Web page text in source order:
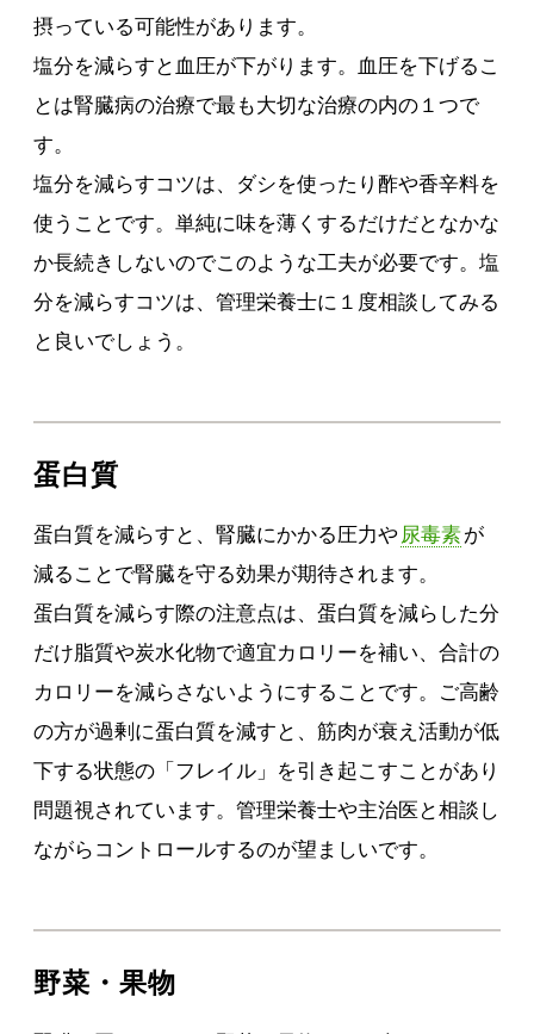
摂っている可能性があります。
塩分を減らすと血圧が下がります。血圧を下げるこ
とは腎臓病の治療で最も大切な治療の内の１つで
す。
塩分を減らすコツは、ダシを使ったり酢や香辛料を
使うことです。単純に味を薄くするだけだとなかな
か長続きしないのでこのような工夫が必要です。塩
分を減らすコツは、管理栄養士に１度相談してみる
と良いでしょう。
蛋白質
蛋白質を減らすと、腎臓にかかる圧力や 尿毒素が
減ることで腎臓を守る効果が期待されます。
蛋白質を減らす際の注意点は、蛋白質を減らした分
だけ脂質や炭水化物で適宜カロリーを補い、合計の
カロリーを減らさないようにすることです。ご高齢
の方が過剰に蛋白質を減すと、筋肉が衰え活動が低
下する状態の「フレイル」を引き起こすことがあり
問題視されています。管理栄養士や主治医と相談し
ながらコントロールするのが望ましいです。
野菜・果物